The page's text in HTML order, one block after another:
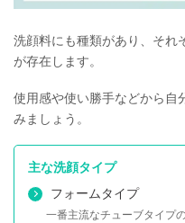
洗顔料にも種類があり、それ
が存在します。
使用感や使い勝手などから自
みましょう。
主な洗顔タイプ
フォームタイプ
一番主流なチューブタイプ